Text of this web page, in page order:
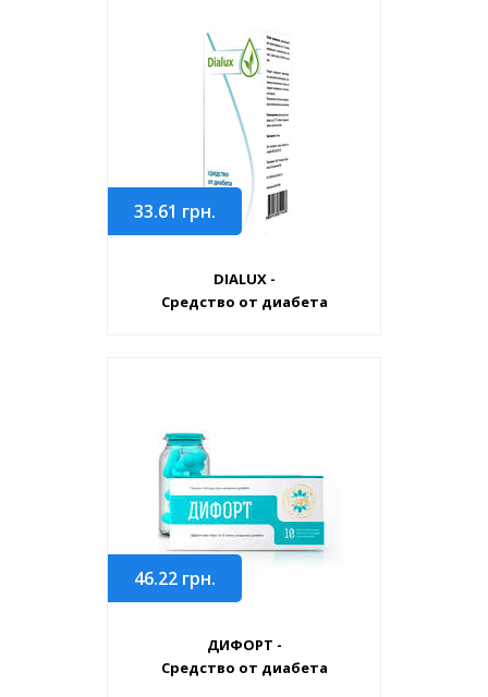
33.61 грн.
DIALUX -
Средство от диабета
46.22 грн.
ДИФОРТ -
Средство от диабета